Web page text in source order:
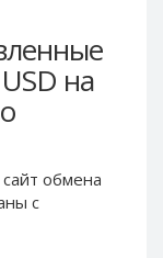
на
обмена
c
USD
EUR
PLN
CNY
USD
RUB